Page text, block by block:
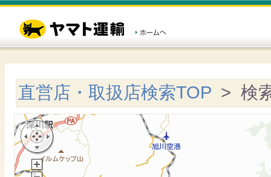
直営店・取扱店検索TOP > 検